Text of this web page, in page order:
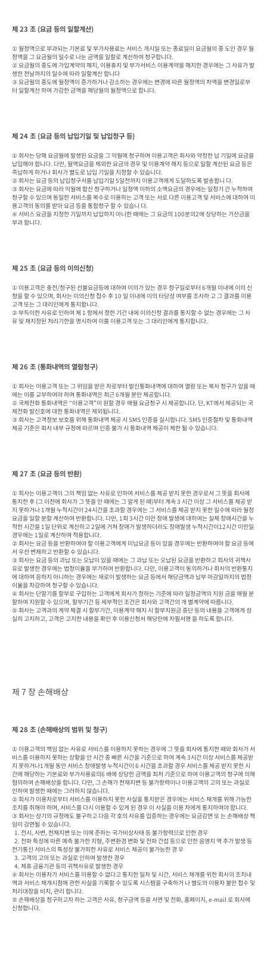
제 23 조 (요금 등의 일할계산)
① 월정액으로 부과되는 기본료 및 부가사용료는 서비스 개시일 또는 종료일이 요금월의 중 도인 경우 월
정액을 그 요금월의 일수로 나눈 금액을 일할로 계산하여 청구합니다.
② 요금월의 중도에 가입계약의 해지, 이용휴지 및 부가서비스 이용계약을 해지한 경우에는 그 사유가 발
생한 전날까지의 일수에 따라 일할계산 합니다
③ 요금월의 중도에 월정액이 증가하거나 감소하는 경우에는 변경에 따른 월정액의 차액을 변경일로부
터 일할계산 하여 가감한 금액을 해당월의 월정액으로 합니다.
제 24 조 (요금 등의 납입기일 및 납입청구 등)
① 회사는 당해 요금월에 발생된 요금을 그 익월에 청구하며 이용고객은 회사와 약정한 납 기일에 요금을
납입해야 합니다. 다만, 월액요금을 제외한 요금의 경우 및 이용계약 해지 등으로 일할 계산된 요금 등은
즉납하게 하거나 회사가 별도로 납입 기일을 지정할 수 있습니다.
② 회사는 요금 등의 납입청구서를 납입기일 5일전까지 이용고객에게 도달하도록 발송합니 다.
③ 회사는 요금에 따라 익월에 합산 청구하거나 일정액 이하의 소액요금의 경우에는 일정기 간 누적하여
청구할 수 있으며 동일한 서비스를 복수로 이용하는 고객 또는 서로 다른 이용고객 및 서비스에 대하여 이
용고객의 동의를 받아 요금 등을 통합청구 할 수 있습니 다.
④ 서비스 요금을 지정한 기일까지 납입하지 아니한 때에는 그 요금의 100분의2에 상당하는 가산금을
부과 합니다.
제 25 조 (요금 등의 이의신청)
① 이용고객은 충전/청구된 선불요금등에 대하여 이의가 있는 경우 청구일로부터 6개월 이내에 이의 신
청을 할 수 있으며, 회사는 이의신청 접수 후 10 일 이내에 이의 타당성 여부를 조사하 고 그 결과를 이용
고객 또는 그 대리인에게 통지합니다.
② 부득이한 사유로 인하여 제 1 항에서 정한 기간 내에 이의신청 결과를 통지할 수 없는 경우에는 그 사
유 및 재지정된 처리기한을 명시하여 이를 이용고객 또는 그 대리인에게 통지합니다.
제 26 조 (통화내역의 열람청구)
① 회사는 이용고객 또는 그 위임을 받은 자로부터 발신통화내역에 대하여 열람 또는 복사 청구가 있을 때
에는 이를 교부하여야 하며 통화내역은 최근 6개월 분만 제공합니다.
② 국제전화 통화내역은 “이용고객”이 원할 경우 매월 요금청구 시 제공합니다. 단, KT에서 제공되는 국
제전화 발신호에 대한 통화내역은 제외됩니다.
③ 회사는 고객정보 보호를 위해 통화내역 제공 시 SMS 인증을 실시합니다. SMS 인증절차 및 통화내역
제공 기준은 회사 내부 규정에 따르며 인증 불가 시 통화내역 제공이 제한 될 수 있습니다.
제 27 조 (요금 등의 반환)
① 회사는 이용고객이 그의 책임 없는 사유로 인하여 서비스를 제공 받지 못한 경우로서 그 뜻을 회사에
통지한 후 (그 이전에 회사가 그 뜻을 안 때에는 그 알게 된 때)부터 계속 3 시간 이상 그 서비스를 제공 받
지 못하거나 1개월 누적시간이 24시간을 초과할 경우에는 그 서비스를 제공 받지 못한 일수에 따라 월정
요금을 일할 분할 계산하여 반환합니다. 다만, 1회 3시간 미만 장애 발생에 대하여는 실제 장애시간을 누
적한 시간을 1일 단위로 계산하고 2일에 거쳐 장애가 발생하더라도 장애발생 누적시간이12시간 미만일
경우에는 1일로 계산하여 적용합니다.
② 회사는 요금 등을 반환하여야 할 이용고객에게 미납요금 등이 있을 경우에는 반환하여야 할 요금 등에
서 우선 변제하고 반환할 수 있습니다.
③ 회사는 요금 등의 과납 또는 오납이 있을 때에는 그 과납 또는 오납된 요금을 반환하고 회사의 귀책사
유로 발생한 경우에는 법정이율을 부가하여 반환합니다. 다만, 이용고객이 동의하거나 회사의 반환통지
에 대하여 응하지 아니하는 경우에는 새로이 발생하는 요금 등에서 해당금액과 납부 마감일까지의 법정
이율을 차감하여 청구할 수 있습니다.
④ 회사는 단말기를 할부로 구입하는 고객에게 회사가 정하는 기준에 따라 일정금액의 지원 금을 매월 분
할하여 지원할 수 있으며, 할부기간 등 세부적인 조건은 회사와 고객간의 개 별계약에 따릅니다.
⑤ 회사는 고객과의 계약 체결 시 할부기간, 이용계약 해지 시 할부지원금 중단 등의 내용을 고객에게 성
실히 고지하고, 고객은 고지한 내용을 확인 후 이용신청서 해당란에 자필서명 을 하도록 합니다.
제 7 장 손해배상
제 28 조 (손해배상의 범위 및 청구)
① 이용고객의 책임 없는 사유로 서비스를 이용하지 못하는 경우에 그 뜻을 회사에 통지한 때와 회사가 서
비스를 이용하지 못하는 상황을 안 시간 중 빠른 시간을 기준으로 하여 계속 3시간 이상 서비스를 제공받
지 못하거나1개월 동안 서비스 장애발생 누적시간이 6 시간을 초과할 경우 서비스를 제공 받지 못한 시
간에 해당하는 기본료와 부가사용료의6 배에 상당한 금액을 최저 기준으로 하여 이용고객의 청구에 의해
협의하여 손해배상을 합니다. 다만, 그 손해가 천재지변 등 불가항력이나 이용고객의 고의 또는 과실로
인하여 발생한 때에는 그러하지 않습니다.
② 회사가 이용자로부터 서비스를 이용하지 못한 사실을 통지받은 경우에는 서비스 재개를 위해 가능한
조치를 취해야 하며, 서비스를 다시 이용할 수 있게 된 경우 이 사실을 이용 자에게 통지하여야 합니다.
③ 회사는 상기의 규정에도 불구하고 다음 각 호의 사유를 입증하는 경우에는 요금감면 또 는 손해배상 책
임이 감면될 수 있습니다.
전기통신 서비스의 특성상 불가피한 사유로 서비스 제공이 불가능한 경 우
④ 회사는 이용자가 서비스를 이용할 수 없다고 통지한 일자 및 시간, 서비스 재개를 위한 회사의 조치내
역과 서비스 재개시점에 관한 사실을 기록할 수 있도록 시스템을 구축하거 나 별도의 이용자 불만 접수 및
처리대장을 비치, 관리 합니다.
⑤ 손해배상을 청구하고자 하는 고객은 사유, 청구금액 등을 서면 및 전화, 홈페이지, e-mail 로 회사에
신청합니다.